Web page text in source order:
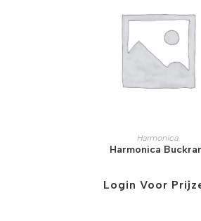
Harmonica
Harmonica
Login Voor